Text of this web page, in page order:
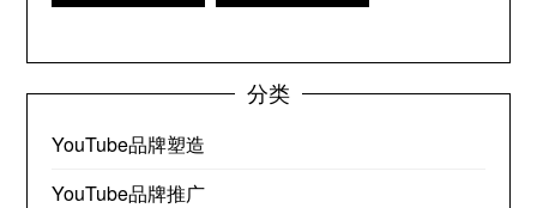
分类
YouTube品牌塑造
YouTube品牌推广